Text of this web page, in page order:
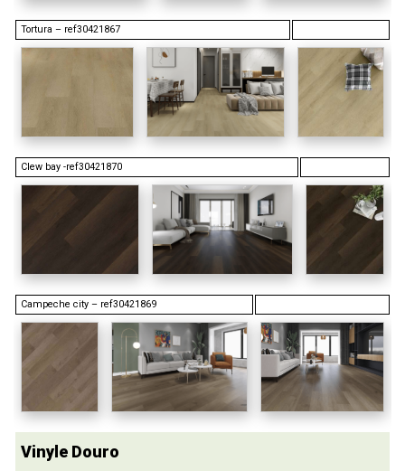
Tortura – ref30421867
Clew bay -ref30421870
Campeche city – ref30421869
Vinyle Douro